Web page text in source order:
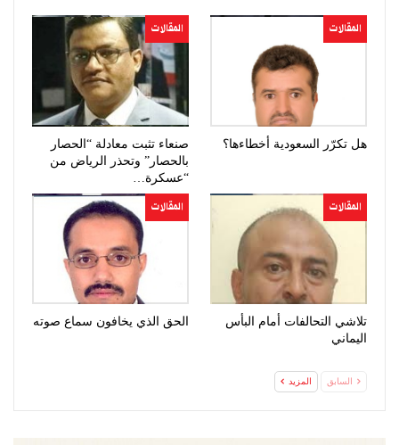
المقالات
هل تكرّر السعودية أخطاءها؟
المقالات
صنعاء تثبت معادلة “الحصار
بالحصار” وتحذر الرياض من
“عسكرة…
المقالات
تلاشي التحالفات أمام البأس
اليماني
المقالات
الحق الذي يخافون سماع صوته
السابق المزيد